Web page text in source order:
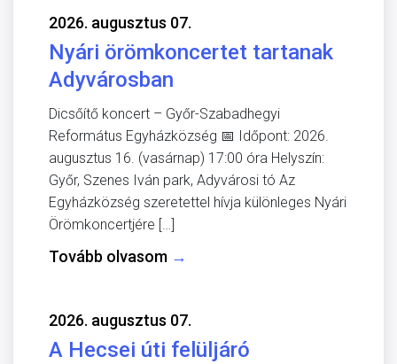
2026. augusztus 07.
Nyári örömkoncertet tartanak
Adyvárosban
Dicsőítő koncert – Győr-Szabadhegyi
Református Egyházközség 📅 Időpont: 2026.
augusztus 16. (vasárnap) 17:00 óra Helyszín:
Győr, Szenes Iván park, Adyvárosi tó Az
Egyházközség szeretettel hívja különleges Nyári
Örömkoncertjére […]
Tovább olvasom →
2026. augusztus 07.
A Hecsei úti felüljáró